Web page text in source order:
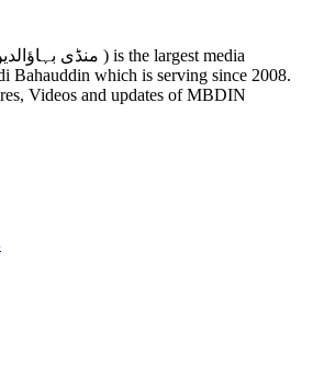
Bahauddin which is serving since 2008.
Videos and updates of MBDIN